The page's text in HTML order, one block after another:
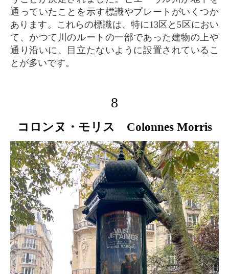
通っていたことを示す標識やプレートがいくつか
あります。これらの標識は、特に13区と5区におい
て、かつて川のルートの一部であった建物の上や
通り沿いに、目立たないように設置されているこ
とが多いです。
8
コロンヌ・モリス Colonnes Morris